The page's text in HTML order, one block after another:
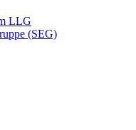
LLG
(SEG)